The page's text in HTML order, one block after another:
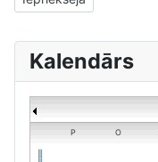
Kalendārs
P O